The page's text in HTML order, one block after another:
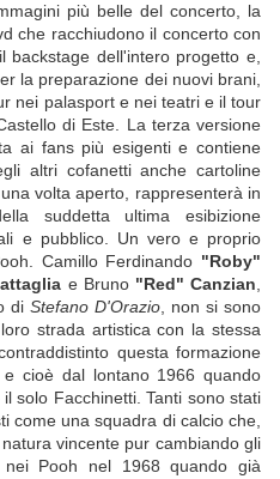
più belle del concerto, la
che racchiudono il concerto con
backstage dell'intero progetto e,
la preparazione dei nuovi brani,
nei palasport e nei teatri e il tour
di Este. La terza versione
ai fans più esigenti e contiene
altri cofanetti anche cartoline
volta aperto, rappresenterà in
suddetta ultima esibizione
e pubblico. Un vero e proprio
Camillo Ferdinando "Roby"
e Bruno "Red" Canzian
di Stefano D'Orazio , non si sono
strada artistica con la stessa
questa formazione
cioè dal lontano 1966 quando
solo Facchinetti. Tanti sono stati
come una squadra di calcio che,
vincente pur cambiando gli
Pooh nel 1968 quando già